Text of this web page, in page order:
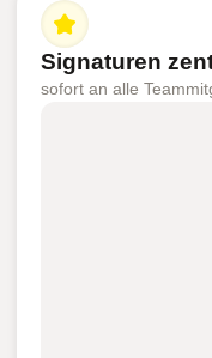
Signaturen
sofort an alle